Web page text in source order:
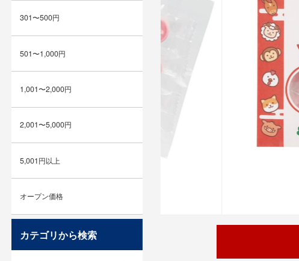
301〜500円
501〜1,000円
1,001〜2,000円
2,001〜5,000円
5,001円以上
オープン価格
カテゴリから検索